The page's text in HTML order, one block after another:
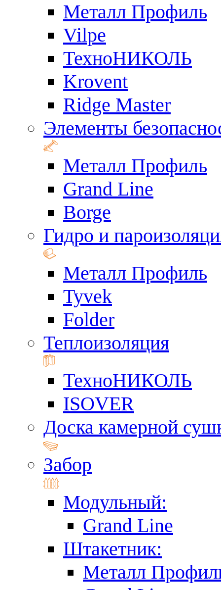
Металл Профиль
Vilpe
ТехноНИКОЛЬ
Krovent
Ridge Master
Элементы
Металл Профиль
Grand Line
Borge
Гидро и
Металл Профиль
Tyvek
Folder
Теплоизоляция
ТехноНИКОЛЬ
ISOVER
Доска камерной
Забор
Модульный:
Grand Line
Штакетник:
Металл